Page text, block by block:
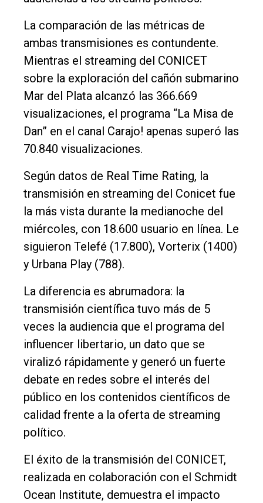
La comparación de las métricas de
ambas transmisiones es contundente.
Mientras el streaming del CONICET
sobre la exploración del cañón submarino
Mar del Plata alcanzó las 366.669
visualizaciones, el programa “La Misa de
Dan” en el canal Carajo! apenas superó las
70.840 visualizaciones.
Según datos de Real Time Rating, la
transmisión en streaming del Conicet fue
la más vista durante la medianoche del
miércoles, con 18.600 usuario en línea. Le
siguieron Telefé (17.800), Vorterix (1400)
y Urbana Play (788).
La diferencia es abrumadora: la
transmisión científica tuvo más de 5
veces la audiencia que el programa del
influencer libertario, un dato que se
viralizó rápidamente y generó un fuerte
debate en redes sobre el interés del
público en los contenidos científicos de
calidad frente a la oferta de streaming
político.
El éxito de la transmisión del CONICET,
realizada en colaboración con el Schmidt
Ocean Institute, demuestra el impacto